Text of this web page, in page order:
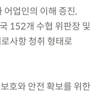
어업인의 이해 증진,
152개 수협 위판장 및
사항 청취 형태로
호와 안전 확보를 위한